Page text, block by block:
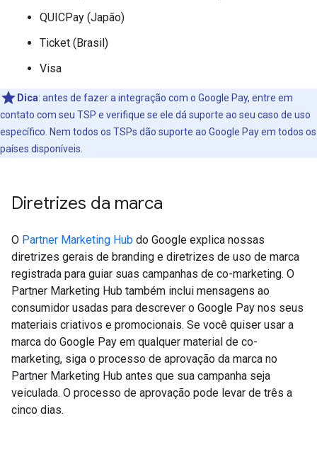
QUICPay (Japão)
Ticket (Brasil)
Visa
Dica: antes de fazer a integração com o Google Pay, entre em
contato com seu TSP e verifique se ele dá suporte ao seu caso de uso
específico. Nem todos os TSPs dão suporte ao Google Pay em todos os
países disponíveis.
Diretrizes da marca
O Partner Marketing Hub do Google explica nossas
diretrizes gerais de branding e diretrizes de uso de marca
registrada para guiar suas campanhas de co-marketing. O
Partner Marketing Hub também inclui mensagens ao
consumidor usadas para descrever o Google Pay nos seus
materiais criativos e promocionais. Se você quiser usar a
marca do Google Pay em qualquer material de co-
marketing, siga o processo de aprovação da marca no
Partner Marketing Hub antes que sua campanha seja
veiculada. O processo de aprovação pode levar de três a
cinco dias.